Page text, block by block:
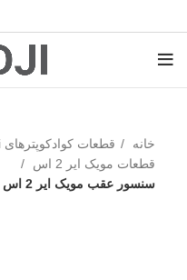
خانه
قطعات کوادکوپترهای dji
قطعات مویک ایر 2 اس
سنسور عقب مویک ایر 2 اس